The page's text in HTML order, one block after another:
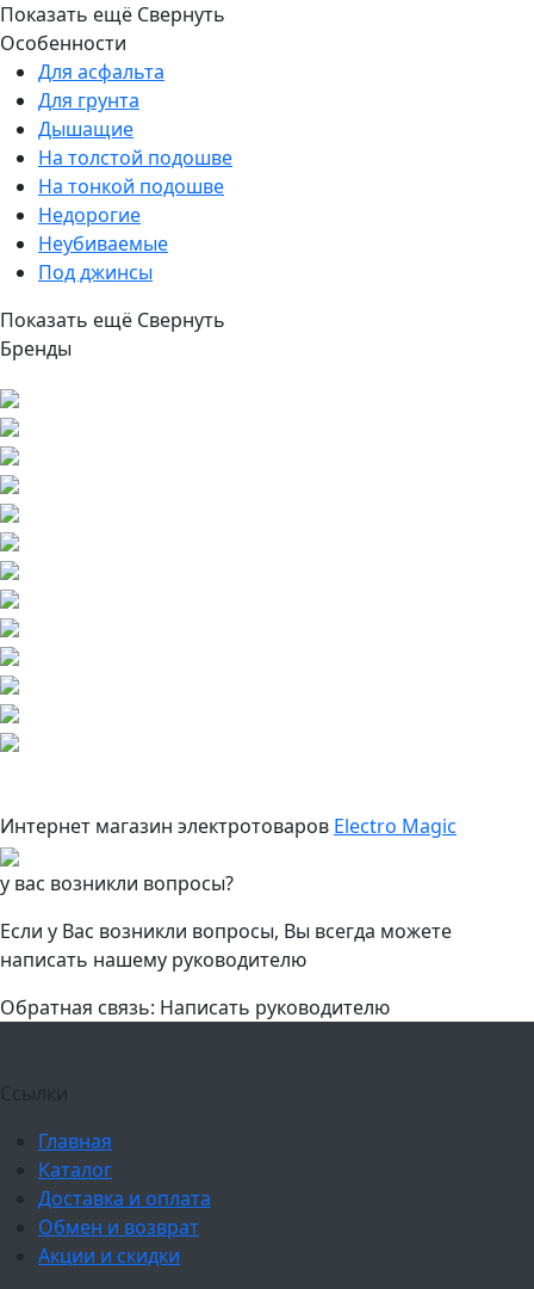
Показать ещё Свернуть
Особенности
Для асфальта
Для грунта
Дышащие
На толстой подошве
На тонкой подошве
Недорогие
Неубиваемые
Под джинсы
Показать ещё Свернуть
Бренды
Интернет магазин электротоваров Electro Magic
у вас возникли вопросы?
Если у Вас возникли вопросы, Вы всегда можете
написать нашему руководителю
Обратная связь: Написать руководителю
Ссылки
Главная
Каталог
Доставка и оплата
Обмен и возврат
Акции и скидки